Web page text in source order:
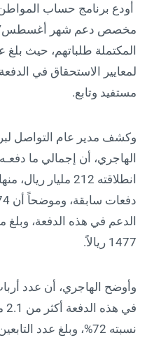
المكتملة طلباتهم، حيث
مستفيد وتابع.
وكشف مدير عام التواصل
الهاجري، أن إجمالي ما
الدعم في هذه الدفعة،
1477 ريالاً.
وأوضح الهاجري، أن عدد
نسبته 72%، وبلغ عدد التابعين 7.8 مليون مستفيد.